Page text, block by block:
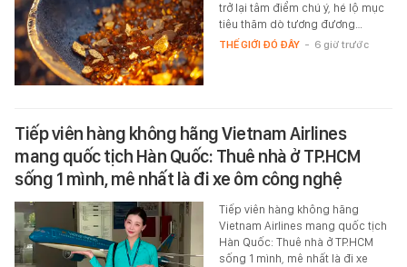
trở lại tâm điểm chú ý, hé lộ mục
tiêu thăm dò tương đương…
THẾ GIỚI ĐÓ ĐÂY - 6 giờ trước
Tiếp viên hàng không hãng Vietnam Airlines
mang quốc tịch Hàn Quốc: Thuê nhà ở TP.HCM
sống 1 mình, mê nhất là đi xe ôm công nghệ
Tiếp viên hàng không hãng
Vietnam Airlines mang quốc tịch
Hàn Quốc: Thuê nhà ở TP.HCM
sống 1 mình, mê nhất là đi xe